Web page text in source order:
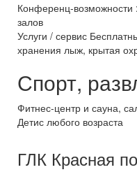
Конференц-
залов
Услуги / сервис
хранения лыж, крытая
Спорт,
Фитнес-центр и сауна,
Детис любого возраста
ГЛК Красная